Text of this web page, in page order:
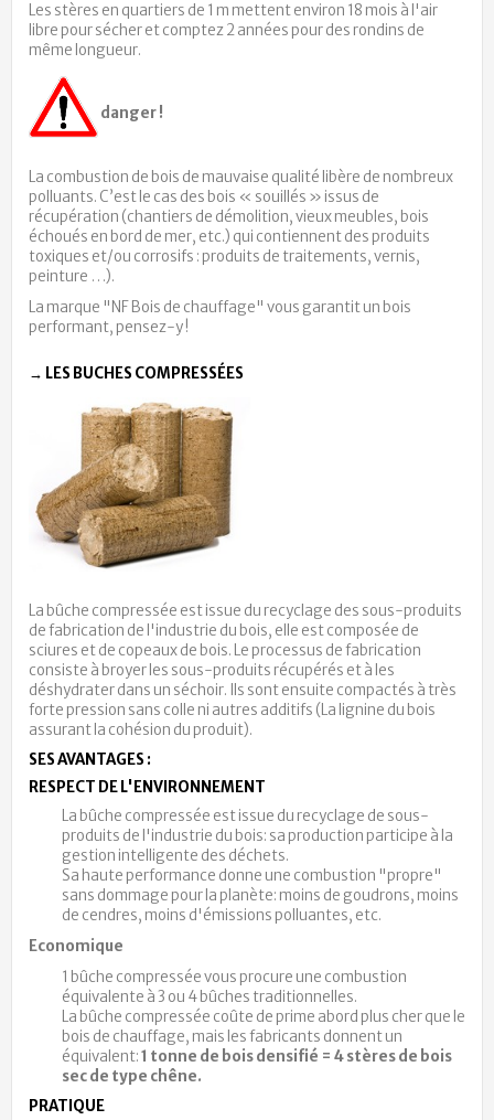
Les stères en quartiers de 1 m mettent environ 18 mois à l'air
libre pour sécher et comptez 2 années pour des rondins de
même longueur.
danger !
La combustion de bois de mauvaise qualité libère de nombreux
polluants. C’est le cas des bois « souillés » issus de
récupération (chantiers de démolition, vieux meubles, bois
échoués en bord de mer, etc.) qui contiennent des produits
toxiques et/ou corrosifs : produits de traitements, vernis,
peinture …).
La marque "NF Bois de chauffage" vous garantit un bois
performant, pensez-y !
→ LES BUCHES COMPRESSÉES
La bûche compressée est issue du recyclage des sous-produits
de fabrication de l'industrie du bois, elle est composée de
sciures et de copeaux de bois. Le processus de fabrication
consiste à broyer les sous-produits récupérés et à les
déshydrater dans un séchoir. Ils sont ensuite compactés à très
forte pression sans colle ni autres additifs (La lignine du bois
assurant la cohésion du produit).
SES AVANTAGES :
RESPECT DE L'ENVIRONNEMENT
La bûche compressée est issue du recyclage de sous-
produits de l'industrie du bois: sa production participe à la
gestion intelligente des déchets.
Sa haute performance donne une combustion "propre"
sans dommage pour la planète: moins de goudrons, moins
de cendres, moins d'émissions polluantes, etc.
Economique
1 bûche compressée vous procure une combustion
équivalente à 3 ou 4 bûches traditionnelles.
La bûche compressée coûte de prime abord plus cher que le
bois de chauffage, mais les fabricants donnent un
équivalent:1 tonne de bois densifié = 4 stères de bois
sec de type chêne.
PRATIQUE